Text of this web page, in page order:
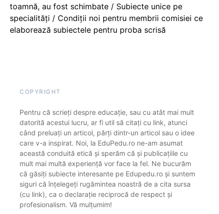
toamnă, au fost schimbate / Subiecte unice pe
specialități / Condiții noi pentru membrii comisiei ce
elaborează subiectele pentru proba scrisă
COPYRIGHT
Pentru că scrieți despre educație, sau cu atât mai mult
datorită acestui lucru, ar fi util să citați cu link, atunci
când preluați un articol, părți dintr-un articol sau o idee
care v-a inspirat. Noi, la EduPedu.ro ne-am asumat
această conduită etică și sperăm că și publicațiile cu
mult mai multă experiență vor face la fel. Ne bucurăm
că găsiți subiecte interesante pe Edupedu.ro și suntem
siguri că înțelegeți rugămintea noastră de a cita sursa
(cu link), ca o declarație reciprocă de respect și
profesionalism. Vă mulțumim!